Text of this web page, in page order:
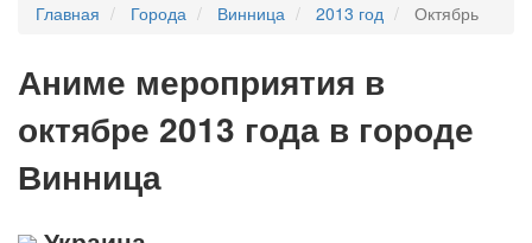
Главная Города Винница 2013 год Октябрь
Аниме мероприятия в
октябре 2013 года в городе
Винница